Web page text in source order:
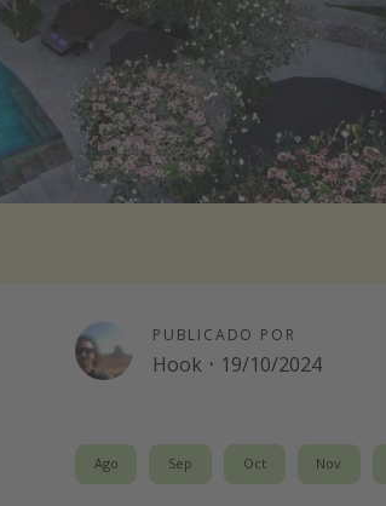
PUBLICADO POR
Hook · 19/10/2024
Ago Sep Oct Nov